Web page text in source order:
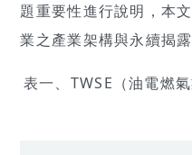
題重要性進行說明，本
業之產業架構與永續揭露
表一、TWSE（油電燃